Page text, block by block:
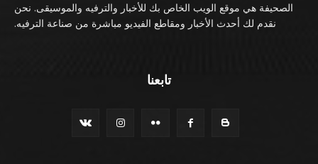
الصحيفة هي موقع الويب الخاص بك للأخبار والترفيه والموسيقى. نحن
نقدم لك أحدث الأخبار ومقاطع الفيديو مباشرة من صناعة الترفيه.
تابعنا